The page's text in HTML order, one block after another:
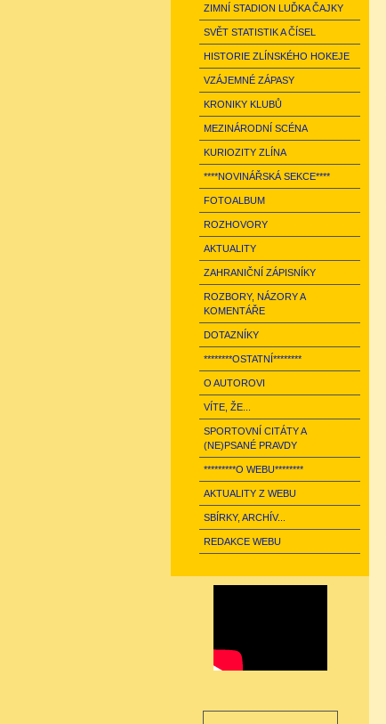
ZIMNÍ STADION LUĎKA ČAJKY
SVĚT STATISTIK A ČÍSEL
HISTORIE ZLÍNSKÉHO HOKEJE
VZÁJEMNÉ ZÁPASY
KRONIKY KLUBŮ
MEZINÁRODNÍ SCÉNA
KURIOZITY ZLÍNA
****NOVINÁŘSKÁ SEKCE****
FOTOALBUM
ROZHOVORY
AKTUALITY
ZAHRANIČNÍ ZÁPISNÍKY
ROZBORY, NÁZORY A
KOMENTÁŘE
DOTAZNÍKY
********OSTATNÍ********
O AUTOROVI
VÍTE, ŽE...
SPORTOVNÍ CITÁTY A
(NE)PSANÉ PRAVDY
*********O WEBU********
AKTUALITY Z WEBU
SBÍRKY, ARCHÍV...
REDAKCE WEBU